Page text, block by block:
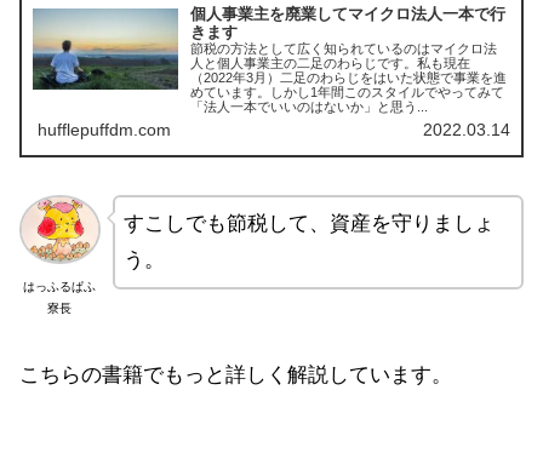
個人事業主を廃業してマイクロ法人一本で行
きます
節税の方法として広く知られているのはマイクロ法
人と個人事業主の二足のわらじです。私も現在
（2022年3月）二足のわらじをはいた状態で事業を進
めています。しかし1年間このスタイルでやってみて
「法人一本でいいのはないか」と思う...
hufflepuffdm.com 2022.03.14
はっふるぱふ
寮長
すこしでも節税して、資産を守りましょ
う。
こちらの書籍でもっと詳しく解説しています。